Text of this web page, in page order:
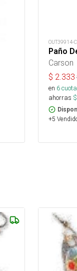
OUT39914-C
Paño
Carson
$ 2.333
en 6
ahorras $
+5